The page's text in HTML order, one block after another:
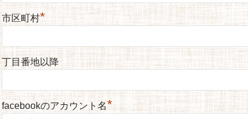
市区町村*
丁目番地以降
facebookのアカウント名*